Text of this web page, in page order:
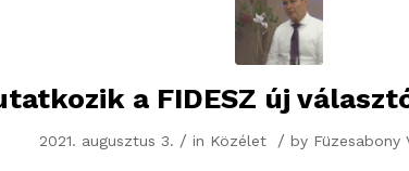
a FIDESZ új
2021. augusztus 3. / in Közélet / by Füzesabony